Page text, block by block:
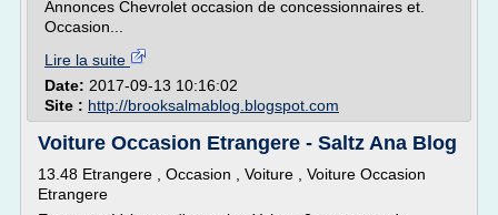
Annonces Chevrolet occasion de concessionnaires et.
Occasion...
Lire la suite
Date: 2017-09-13 10:16:02
Site : http://brooksalmablog.blogspot.com
Voiture Occasion Etrangere - Saltz Ana Blog
13.48 Etrangere , Occasion , Voiture , Voiture Occasion
Etrangere